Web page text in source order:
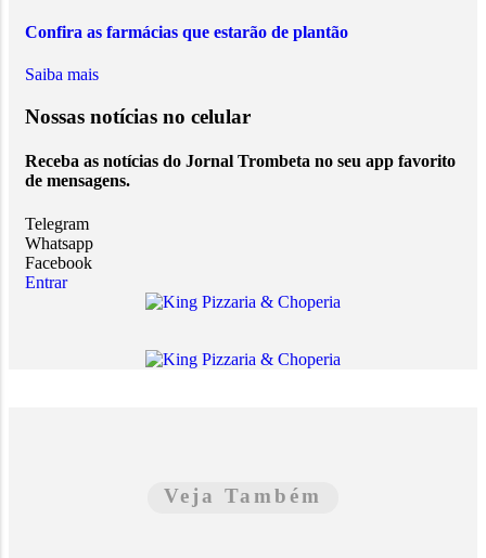
Confira as farmácias que estarão de plantão
Saiba mais
Nossas notícias no celular
Receba as notícias do Jornal Trombeta no seu app favorito
de mensagens.
Telegram
Whatsapp
Facebook
Entrar
Veja Também